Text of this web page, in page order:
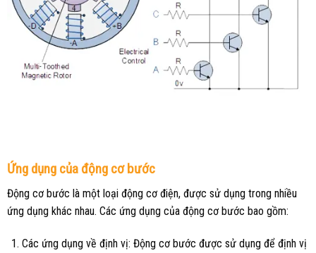
Ứng dụng của động cơ bước
Động cơ bước là một loại động cơ điện, được sử dụng trong nhiều
ứng dụng khác nhau. Các ứng dụng của động cơ bước bao gồm:
Các ứng dụng về định vị: Động cơ bước được sử dụng để định vị